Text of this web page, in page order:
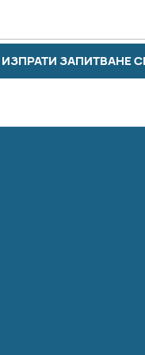
ИЗПРАТИ ЗАПИТВАНЕ